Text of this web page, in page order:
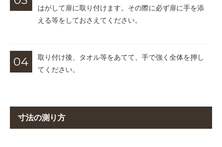
はがして扉に取り付けます。その際に必ず扉に手を添
える等をしておさえてください。
取り付け後、タオル等をあてて、手で強く全体を押し
てください。
寸法の測り方